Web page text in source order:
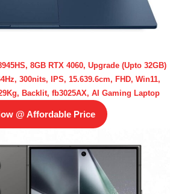
8GB RTX 4060, Upgrade (Upto 32GB)
300nits, IPS, 15.639.6cm, FHD, Win11,
Backlit, fb3025AX, AI Gaming Laptop
@ Affordable Price